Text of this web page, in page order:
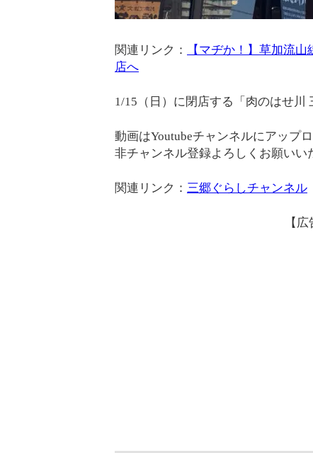
関連リンク：
【マヂか！】草加流
店へ
1/15（日）に閉店する「肉のはせ川
動画はYoutubeチャンネルにアップ
非チャンネル登録よろしくお願いい
関連リンク： 三郷ぐらしチャンネル
【